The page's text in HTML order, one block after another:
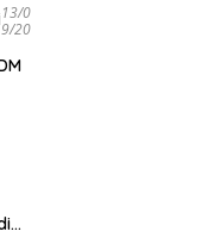
13/0
9/20